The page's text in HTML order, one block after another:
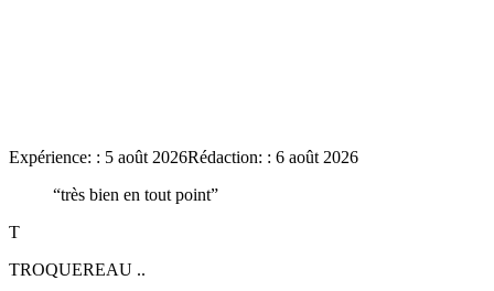
Expérience: : 5 août 2026Rédaction: : 6 août 2026
“très bien en tout point”
T
TROQUEREAU ..